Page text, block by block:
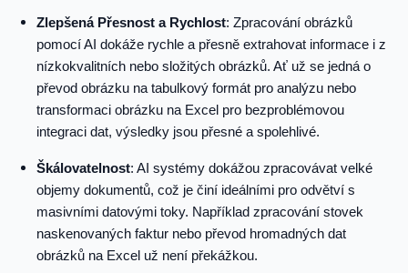
Zlepšená Přesnost a Rychlost: Zpracování obrázků
pomocí AI dokáže rychle a přesně extrahovat informace i z
nízkokvalitních nebo složitých obrázků. Ať už se jedná o
převod obrázku na tabulkový formát pro analýzu nebo
transformaci obrázku na Excel pro bezproblémovou
integraci dat, výsledky jsou přesné a spolehlivé.
Škálovatelnost: AI systémy dokážou zpracovávat velké
objemy dokumentů, což je činí ideálními pro odvětví s
masivními datovými toky. Například zpracování stovek
naskenovaných faktur nebo převod hromadných dat
obrázků na Excel už není překážkou.